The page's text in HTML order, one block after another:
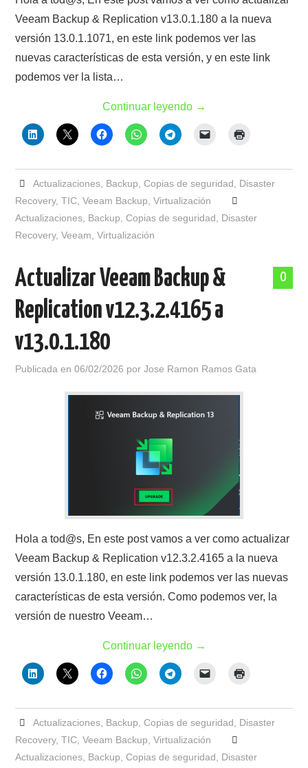
Veeam Backup & Replication v13.0.1.180 a la nueva
versión 13.0.1.1071, en este link podemos ver las
nuevas características de esta versión, y en este link
podemos ver la lista…
Continuar leyendo →
Actualizaciones, Backup Copias de seguridad
Disaster
Recovery,TIC ,Veeam Backup ,Virtualización
Actualizaciones Backup ,Copias de seguridad
Disaster
Recovery,Veeam ,Virtualización
0
Actualizar Veeam Backup &
Replication v12.3.2.4165 a
v13.0.1.180
Publicada en06/02/2026 porJose Ramon Ramos Gata
Hola a tod@s, En este post vamos a ver como actualizar
Veeam Backup & Replication v12.3.2.4165 a la nueva
versión 13.0.1.180, en este link podemos ver las nuevas
características de esta versión. Como podemos ver, la
versión de nuestro Veeam…
Continuar leyendo →
Actualizaciones, Backup Copias de seguridad
Disaster
Recovery,TIC ,Veeam Backup ,Virtualización
Actualizaciones Backup ,Copias de seguridad
Disaster